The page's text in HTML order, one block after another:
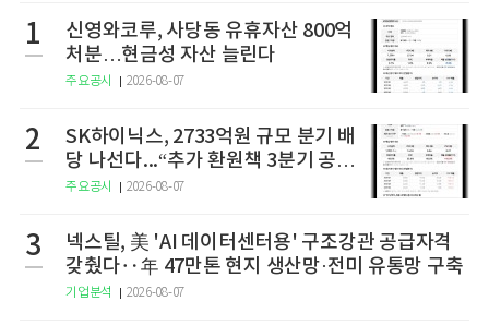
1
신영와코루, 사당동 유휴자산 800억
처분…현금성 자산 늘린다
주요공시 2026-08-07
2
SK하이닉스, 2733억원 규모 분기 배
당 나선다...“추가 환원책 3분기 공
개”
주요공시 2026-08-07
3
넥스틸, 美 'AI 데이터센터용' 구조강관 공급자격
갖췄다‥年 47만톤 현지 생산망·전미 유통망 구축
기업분석 2026-08-07